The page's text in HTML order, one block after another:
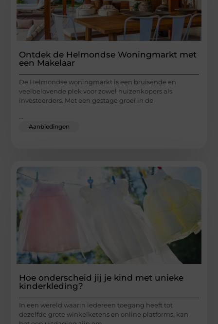
Ontdek de Helmondse Woningmarkt met
een Makelaar
De Helmondse woningmarkt is een bruisende en
veelbelovende plek voor zowel huizenkopers als
investeerders. Met een gestage groei in de
Aanbiedingen
Hoe onderscheid jij je kind met unieke
kinderkleding?
In een wereld waarin iedereen toegang heeft tot
dezelfde grote winkelketens en online platforms, kan